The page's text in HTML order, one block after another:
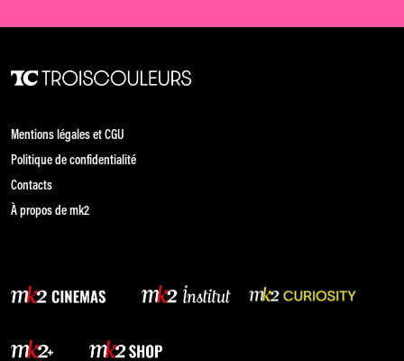
Mentions légales et CGU
Politique de confidentialité
Contacts
À propos de mk2